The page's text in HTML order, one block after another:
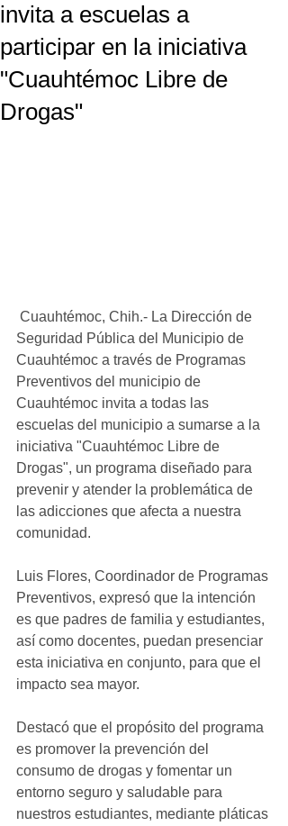
invita a escuelas a
participar en la iniciativa
"Cuauhtémoc Libre de
Drogas"
Cuauhtémoc, Chih.- La Dirección de
Seguridad Pública del Municipio de
Cuauhtémoc a través de Programas
Preventivos del municipio de
Cuauhtémoc invita a todas las
escuelas del municipio a sumarse a la
iniciativa "Cuauhtémoc Libre de
Drogas", un programa diseñado para
prevenir y atender la problemática de
las adicciones que afecta a nuestra
comunidad.
Luis Flores, Coordinador de Programas
Preventivos, expresó que la intención
es que padres de familia y estudiantes,
así como docentes, puedan presenciar
esta iniciativa en conjunto, para que el
impacto sea mayor.
Destacó que el propósito del programa
es promover la prevención del
consumo de drogas y fomentar un
entorno seguro y saludable para
nuestros estudiantes, mediante pláticas